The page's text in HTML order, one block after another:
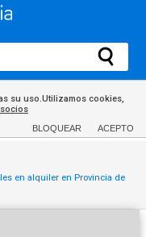
su uso.Utilizamos cookies,
BLOQUEAR ACEPTO
en alquiler en Provincia de